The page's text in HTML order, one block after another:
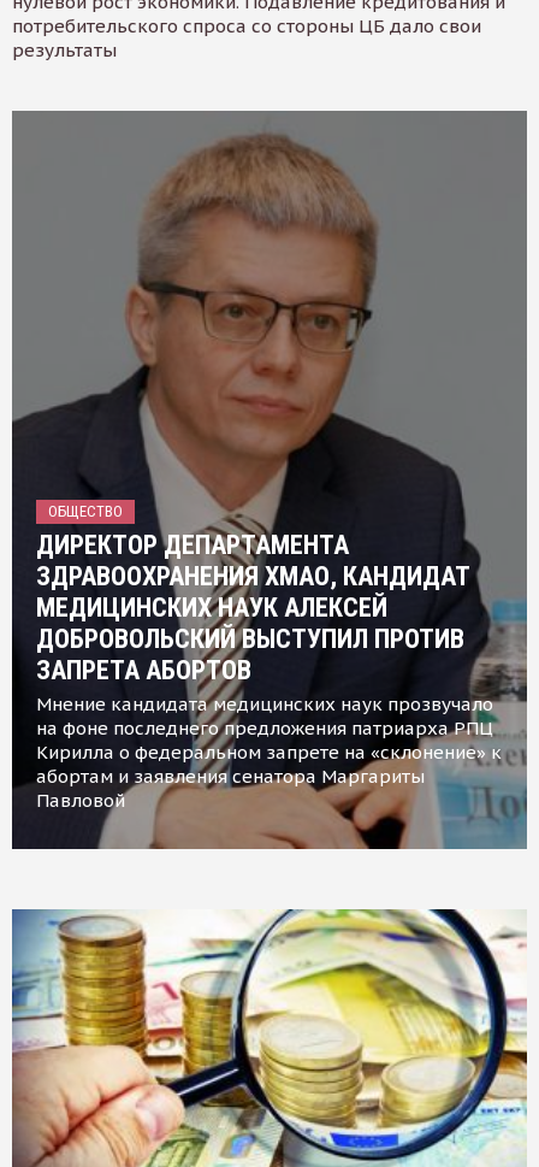
потребительского спроса со стороны ЦБ дало свои
результаты
ОБЩЕСТВО
ДИРЕКТОР ДЕПАРТАМЕНТА
ЗДРАВООХРАНЕНИЯ ХМАО, КАНДИДАТ
МЕДИЦИНСКИХ НАУК АЛЕКСЕЙ
ДОБРОВОЛЬСКИЙ ВЫСТУПИЛ ПРОТИВ
ЗАПРЕТА АБОРТОВ
Мнение кандидата медицинских наук прозвучало
на фоне последнего предложения патриарха РПЦ
Кирилла о федеральном запрете на «склонение» к
абортам и заявления сенатора Маргариты
Павловой